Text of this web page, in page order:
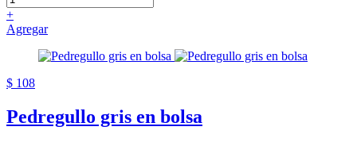
+
Agregar
$ 108
Pedregullo gris en bolsa